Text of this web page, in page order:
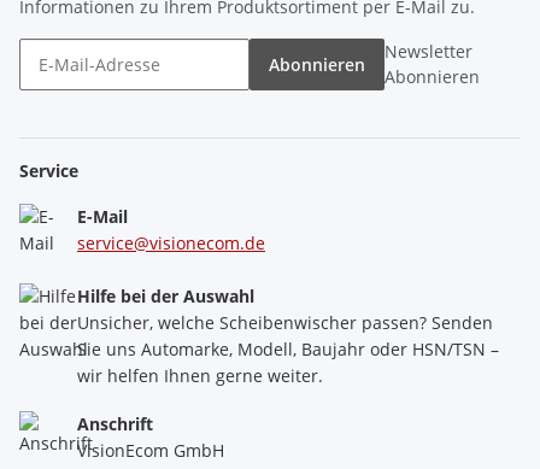
Informationen zu Ihrem Produktsortiment per E-Mail zu.
Abonnieren
Newsletter
Abonnieren
Service
E-Mail
service@visionecom.de
Hilfe bei der Auswahl
Unsicher, welche Scheibenwischer passen? Senden
Sie uns Automarke, Modell, Baujahr oder HSN/TSN –
wir helfen Ihnen gerne weiter.
Anschrift
VisionEcom GmbH